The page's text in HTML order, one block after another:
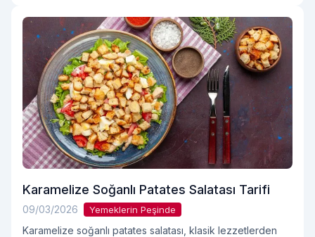
Karamelize Soğanlı Patates Salatası Tarifi
09/03/2026 Yemeklerin Peşinde
Karamelize soğanlı patates salatası, klasik lezzetlerden